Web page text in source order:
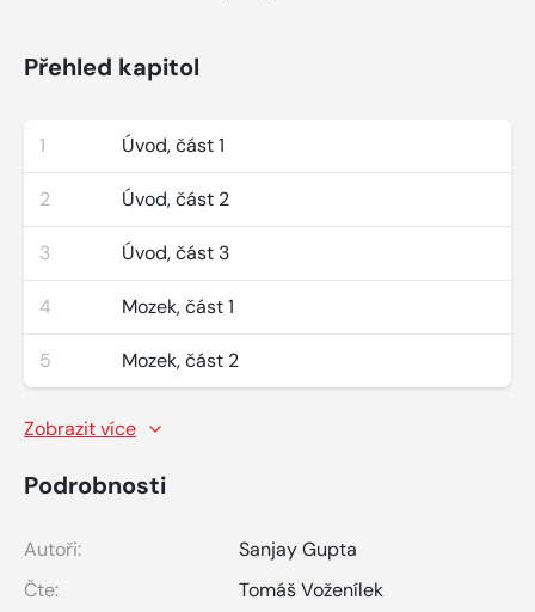
Přehled kapitol
1 Úvod, část 1
2 Úvod, část 2
3 Úvod, část 3
4 Mozek, část 1
5 Mozek, část 2
Zobrazit více
Podrobnosti
Autoři:
Sanjay Gupta
Čte:
Tomáš Voženílek